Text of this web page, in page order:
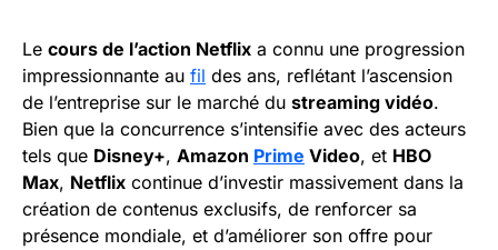
Le cours de l’action Netflix a connu une progression
impressionnante au fil des ans, reflétant l’ascension
de l’entreprise sur le marché du streaming vidéo.
Bien que la concurrence s’intensifie avec des acteurs
tels que Disney+, Amazon Prime Video, et HBO
Max, Netflix continue d’investir massivement dans la
création de contenus exclusifs, de renforcer sa
présence mondiale, et d’améliorer son offre pour